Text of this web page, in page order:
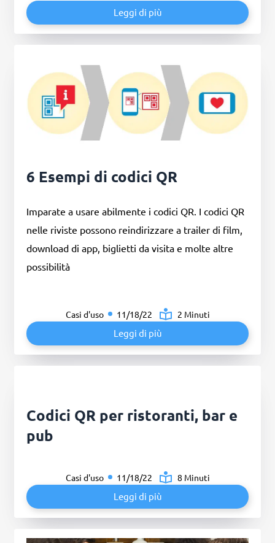
Leggi di più
6 Esempi di codici QR
Imparate a usare abilmente i codici QR. I codici QR
nelle riviste possono reindirizzare a trailer di film,
download di app, biglietti da visita e molte altre
possibilità
Casi d'uso 11/18/22 2 Minuti
Leggi di più
Codici QR per ristoranti, bar e
pub
Casi d'uso 11/18/22 8 Minuti
Leggi di più